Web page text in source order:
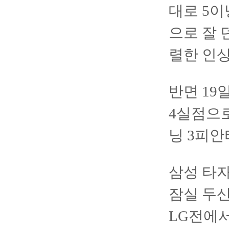
대로 5
으로 잘
렬한 인
반면 19
4실점으
닝 3피
삼성 타
잠실 두
LG전에